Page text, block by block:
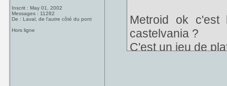
Inscrit : May 01, 2002
Messages : 11282
De : Laval, de l'autre côté du pont
Hors ligne
Metroid ok c'est
castelvania ?
C'est un jeu de